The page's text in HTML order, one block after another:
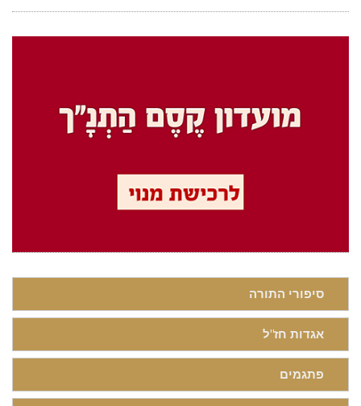
סיפורי התורה
אגדות חז"ל
פתגמים